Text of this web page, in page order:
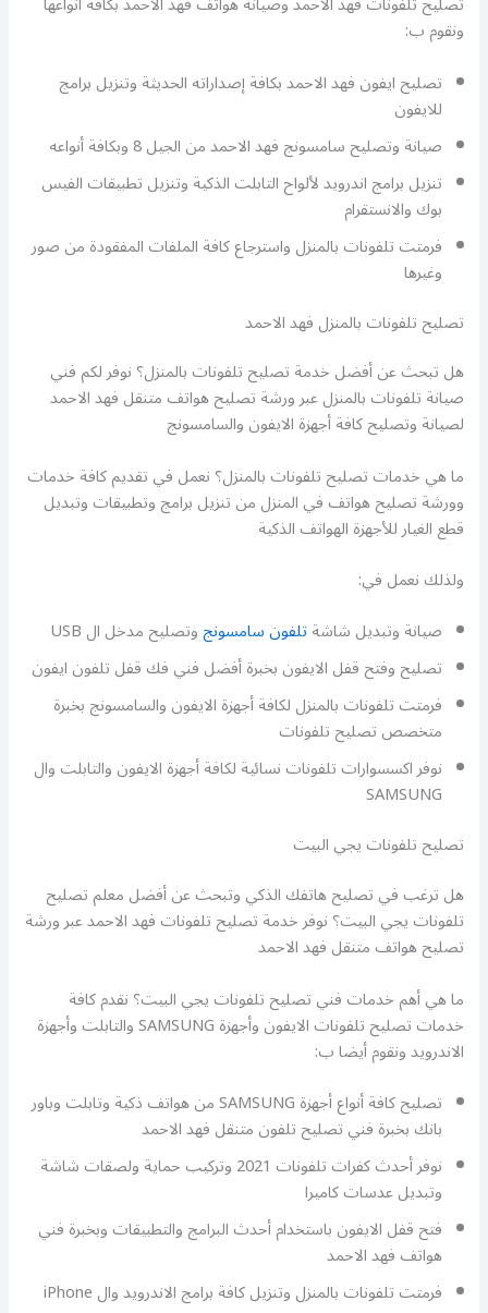
ونقوم ب:
تصليح ايفون فهد الاحمد بكافة إصداراته الحديثة وتنزيل برامج
للايفون
صيانة وتصليح سامسونج فهد الاحمد من الجيل 8 وبكافة أنواعه
تنزيل برامج اندرويد لألواح التابلت الذكية وتنزيل تطبيقات الفيس
بوك والانستقرام
فرمتت تلفونات بالمنزل واسترجاع كافة الملفات المفقودة من صور
وغيرها
تصليح تلفونات بالمنزل فهد الاحمد
هل تبحث عن أفضل خدمة تصليح تلفونات بالمنزل؟ نوفر لكم فني
صيانة تلفونات بالمنزل عبر ورشة تصليح هواتف متنقل فهد الاحمد
لصيانة وتصليح كافة أجهزة الايفون والسامسونج
ما هي خدمات تصليح تلفونات بالمنزل؟ نعمل في تقديم كافة خدمات
وورشة تصليح هواتف في المنزل من تنزيل برامج وتطبيقات وتبديل
قطع الغيار للأجهزة الهواتف الذكية
ولذلك نعمل في:
صيانة وتبديل شاشةتلفون سامسونجوتصليح مدخل ال USB
تصليح وفتح قفل الايفون بخبرة أفضل فني فك قفل تلفون ايفون
فرمتت تلفونات بالمنزل لكافة أجهزة الايفون والسامسونج بخبرة
متخصص تصليح تلفونات
نوفر اكسسوارات تلفونات نسائية لكافة أجهزة الايفون والتابلت وال
SAMSUNG
تصليح تلفونات يجي البيت
هل ترغب في تصليح هاتفك الذكي وتبحث عن أفضل معلم تصليح
تلفونات يجي البيت؟ نوفر خدمة تصليح تلفونات فهد الاحمد عبر ورشة
تصليح هواتف متنقل فهد الاحمد
ما هي أهم خدمات فني تصليح تلفونات يجي البيت؟ نقدم كافة
خدمات تصليح تلفونات الايفون وأجهزة SAMSUNG والتابلت وأجهزة
الاندرويد ونقوم أيضا ب:
تصليح كافة أنواع أجهزة SAMSUNG من هواتف ذكية وتابلت وباور
بانك بخبرة فني تصليح تلفون متنقل فهد الاحمد
نوفر أحدث كفرات تلفونات 2021 وتركيب حماية ولصقات شاشة
وتبديل عدسات كاميرا
فتح قفل الايفون باستخدام أحدث البرامج والتطبيقات وبخبرة فني
هواتف فهد الاحمد
فرمتت تلفونات بالمنزل وتنزيل كافة برامج الاندرويد وال iPhone